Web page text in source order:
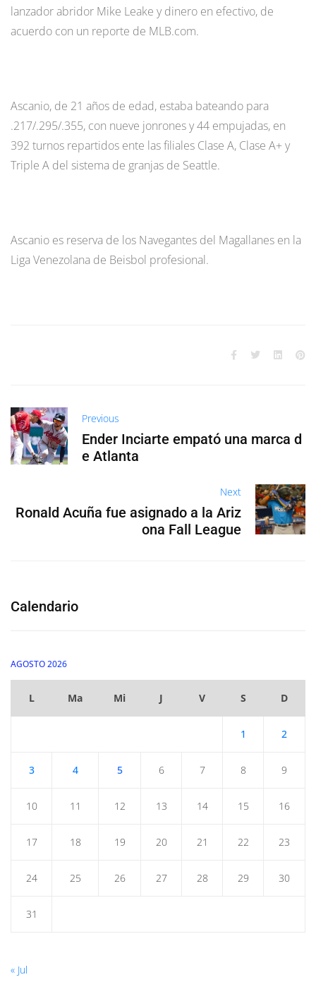
lanzador abridor Mike Leake y dinero en efectivo, de
acuerdo con un reporte de MLB.com.
Ascanio, de 21 años de edad, estaba bateando para
.217/.295/.355, con nueve jonrones y 44 empujadas, en
392 turnos repartidos ente las filiales Clase A, Clase A+ y
Triple A del sistema de granjas de Seattle.
Ascanio es reserva de los Navegantes del Magallanes en la
Liga Venezolana de Beisbol profesional.
Previous
Ender Inciarte empató una marca d
e Atlanta
Next
Ronald Acuña fue asignado a la Ariz
ona Fall League
Calendario
AGOSTO 2026
L Ma Mi J V S D
1 2
3 4 5 6 7 8 9
10 11 12 13 14 15 16
17 18 19 20 21 22 23
24 25 26 27 28 29 30
31
« Jul